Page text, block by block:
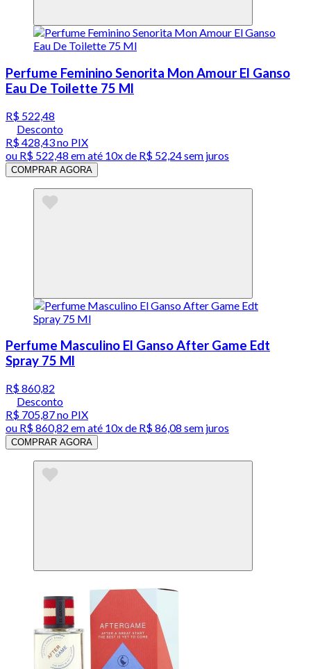
Perfume Feminino Senorita Mon Amour El Ganso
Eau De Toilette 75 Ml
R$ 522,48
Desconto
R$ 428,43no PIX
ou R$ 522,48 em até 10x de R$ 52,24 sem juros
COMPRAR AGORA
Perfume Masculino El Ganso After Game Edt
Spray 75 Ml
R$ 860,82
Desconto
R$ 705,87no PIX
ou R$ 860,82 em até 10x de R$ 86,08 sem juros
COMPRAR AGORA